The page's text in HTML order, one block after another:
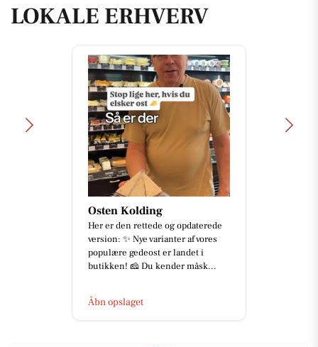
LOKALE ERHVERV
Osten Kolding
Her er den rettede og opdaterede
version: ✨ Nye varianter af vores
populære gedeost er landet i
butikken! 🧀 Du kender måsk...
Åbn opslaget